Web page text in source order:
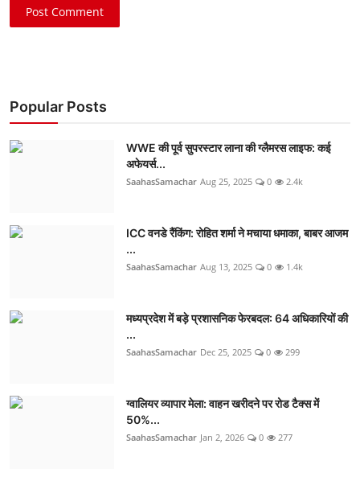
Post Comment
Popular Posts
WWE की पूर्व सुपरस्टार लाना की ग्लैमरस लाइफ: कई
अफेयर्स...
SaahasSamachar Aug 25, 2025 0 2.4k
ICC वनडे रैंकिंग: रोहित शर्मा ने मचाया धमाका, बाबर आजम
...
SaahasSamachar Aug 13, 2025 0 1.4k
मध्यप्रदेश में बड़े प्रशासनिक फेरबदल: 64 अधिकारियों की
...
SaahasSamachar Dec 25, 2025 0 299
ग्वालियर व्यापार मेला: वाहन खरीदने पर रोड टैक्स में
50%...
SaahasSamachar Jan 2, 2026 0 277